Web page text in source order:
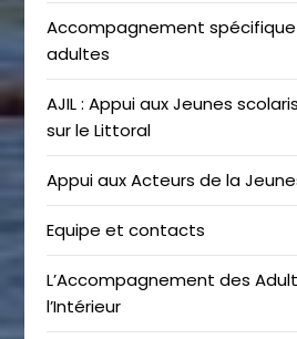
Accompagnement
adultes
AJIL : Appui aux Jeunes
sur le Littoral
Appui aux Acteurs de la
Equipe et contacts
L’Accompagnement des
l’Intérieur